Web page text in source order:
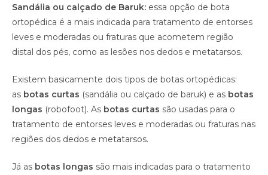
Sandália ou calçado de Baruk: essa opção de bota
ortopédica é a mais indicada para tratamento de entorses
leves e moderadas ou fraturas que acometem região
distal dos pés, como as lesões nos dedos e metatarsos.
Existem basicamente dois tipos de botas ortopédicas:
as botas curtas (sandália ou calçado de baruk) e as botas
longas (robofoot). As botas curtas são usadas para o
tratamento de entorses leves e moderadas ou fraturas nas
regiões dos dedos e metatarsos.
Já as botas longas são mais indicadas para o tratamento